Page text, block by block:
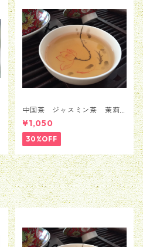
中国茶 ジャスミン茶 茉莉
花茶 銀毫インハオウ 50
ｇ
¥1,050
30%OFF